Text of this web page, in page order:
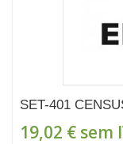
SET-401
19,02 € sem